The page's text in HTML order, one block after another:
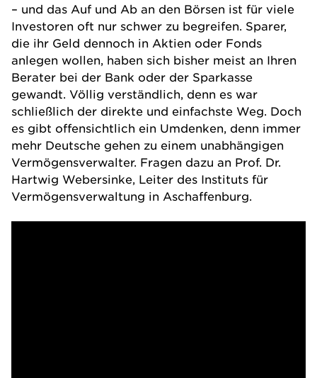
– und das Auf und Ab an den Börsen ist für viele
Investoren oft nur schwer zu begreifen. Sparer,
die ihr Geld dennoch in Aktien oder Fonds
anlegen wollen, haben sich bisher meist an Ihren
Berater bei der Bank oder der Sparkasse
gewandt. Völlig verständlich, denn es war
schließlich der direkte und einfachste Weg. Doch
es gibt offensichtlich ein Umdenken, denn immer
mehr Deutsche gehen zu einem unabhängigen
Vermögensverwalter. Fragen dazu an Prof. Dr.
Hartwig Webersinke, Leiter des Instituts für
Vermögensverwaltung in Aschaffenburg.